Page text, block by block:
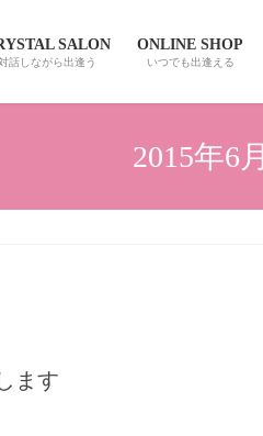
SALON
話しながら出逢う
ONLINE SHOP
いつでも出逢える
2015年6月
ます